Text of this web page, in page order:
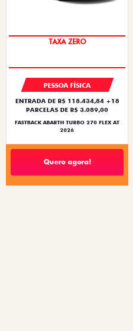
SAIA DE FIAT 0KM
PESSOA FÍSICA
ENTRADA DE R$ 118.434,84 +18
PARCELAS DE R$ 3.089,00
FASTBACK ABARTH TURBO 270 FLEX AT
2026
Quero agora!